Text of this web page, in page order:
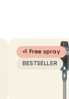
+1 Free spray
BESTSELLER